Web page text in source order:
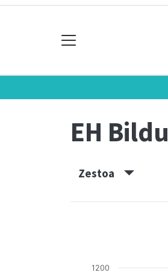
EH Bildu
Zestoa
1200